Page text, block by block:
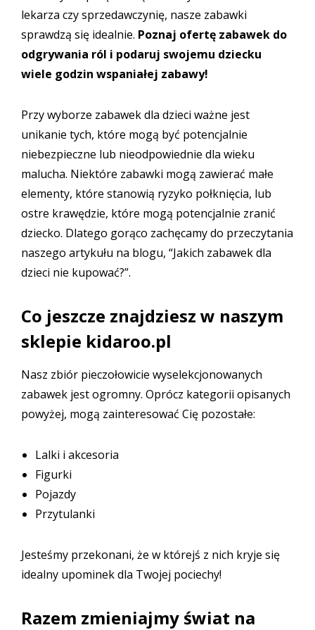
lekarza czy sprzedawczynię, nasze zabawki
sprawdzą się idealnie. Poznaj ofertę zabawek do
odgrywania ról i podaruj swojemu dziecku
wiele godzin wspaniałej zabawy!
Przy wyborze zabawek dla dzieci ważne jest
unikanie tych, które mogą być potencjalnie
niebezpieczne lub nieodpowiednie dla wieku
malucha. Niektóre zabawki mogą zawierać małe
elementy, które stanowią ryzyko połknięcia, lub
ostre krawędzie, które mogą potencjalnie zranić
dziecko. Dlatego gorąco zachęcamy do przeczytania
naszego artykułu na blogu, “Jakich zabawek dla
dzieci nie kupować?”.
Co jeszcze znajdziesz w naszym
sklepie kidaroo.pl
Nasz zbiór pieczołowicie wyselekcjonowanych
zabawek jest ogromny. Oprócz kategorii opisanych
powyżej, mogą zainteresować Cię pozostałe:
Lalki i akcesoria
Figurki
Pojazdy
Przytulanki
Jesteśmy przekonani, że w którejś z nich kryje się
idealny upominek dla Twojej pociechy!
Razem zmieniajmy świat na